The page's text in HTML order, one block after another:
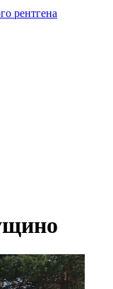
рентгена